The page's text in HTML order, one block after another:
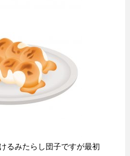
るみたらし団子ですが最初